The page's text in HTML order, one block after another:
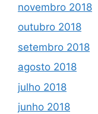
novembro 2018
outubro 2018
setembro 2018
agosto 2018
julho 2018
junho 2018